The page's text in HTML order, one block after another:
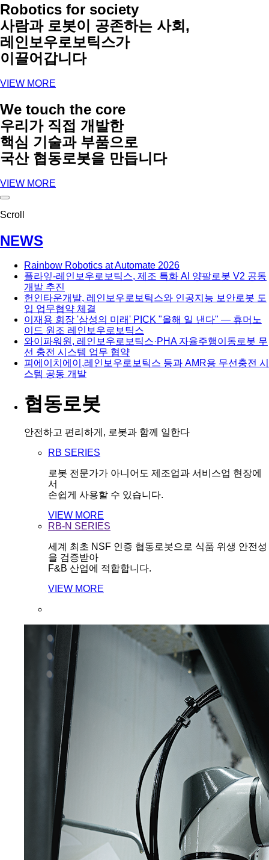
Robotics for society
사람과 로봇이 공존하는 사회,
레인보우로보틱스가
이끌어갑니다
VIEW MORE
We touch the core
우리가 직접 개발한
핵심 기술과 부품으로
국산 협동로봇을 만듭니다
VIEW MORE
Scroll
NEWS
Rainbow Robotics at Automate 2026
플라잎-레인보우로보틱스, 제조 특화 AI 양팔로봇 V2 공동
개발 추진
헌인타운개발, 레인보우로보틱스와 인공지능 보안로봇 도
입 업무협약 체결
이재용 회장 '삼성의 미래' PICK "올해 일 낸다" — 휴머노
이드 원조 레인보우로보틱스
와이파워원, 레인보우로보틱스·PHA 자율주행이동로봇 무
선 충전 시스템 업무 협약
피에이치에이,레인보우로보틱스 등과 AMR용 무선충전 시
스템 공동 개발
협동로봇
안전하고 편리하게, 로봇과 함께 일한다
RB SERIES
로봇 전문가가 아니어도 제조업과 서비스업 현장에
서
손쉽게 사용할 수 있습니다.
VIEW MORE
RB-N SERIES
세계 최초 NSF 인증 협동로봇으로 식품 위생 안전성
을 검증받아
F&B 산업에 적합합니다.
VIEW MORE